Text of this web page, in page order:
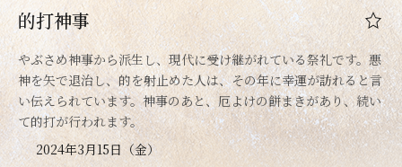
的打神事
やぶさめ神事から派生し、現代に受け継がれている祭礼です。悪
神を矢で退治し、的を射止めた人は、その年に幸運が訪れると言
い伝えられています。神事のあと、厄よけの餅まきがあり、続い
て的打が行われます。
2024年3月15日（金）